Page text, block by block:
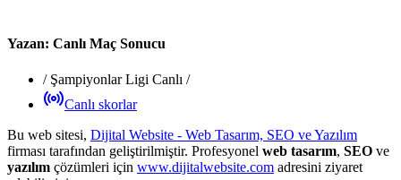
Yazan: Canlı Maç Sonucu
/ Şampiyonlar Ligi Canlı /
Canlı skorlar
Bu web sitesi, Dijital Website - Web Tasarım, SEO ve Yazılım
firması tarafından geliştirilmiştir. Profesyonel web tasarım, SEO ve
yazılım çözümleri için www.dijitalwebsite.com adresini ziyaret